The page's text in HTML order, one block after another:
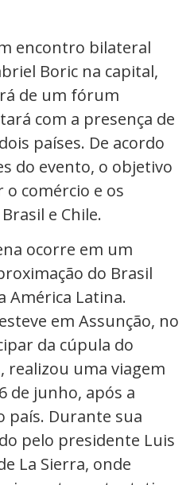
encontro bilateral
Boric na capital,
de um fórum
com a presença de
países. De acordo
do evento, o objetivo
comércio e os
e Chile.
ocorre em um
do Brasil
América Latina.
em Assunção, no
da cúpula do
realizou uma viagem
de junho, após a
país. Durante sua
pelo presidente Luis
La Sierra, onde